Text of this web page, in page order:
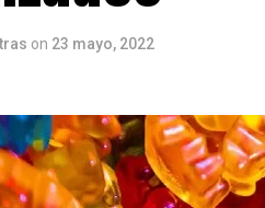
on 23 mayo, 2022